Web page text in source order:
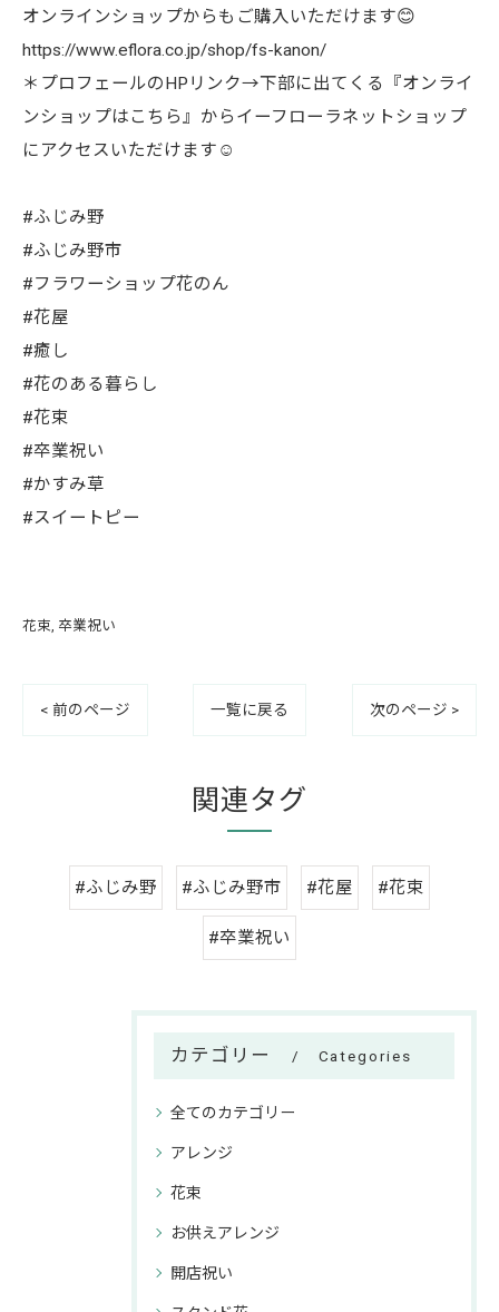
オンラインショップからもご購入いただけます😊
https://www.eflora.co.jp/shop/fs-kanon/
＊プロフェールのHPリンク→下部に出てくる『オンライ
ンショップはこちら』からイーフローラネットショップ
にアクセスいただけます☺︎
#ふじみ野
#ふじみ野市
#フラワーショップ花のん
#花屋
#癒し
#花のある暮らし
#花束
#卒業祝い
#かすみ草
#スイートピー
花束 卒業祝い
< 前のページ 一覧に戻る 次のページ >
関連タグ
#ふじみ野 #ふじみ野市 #花屋 #花束
#卒業祝い
カテゴリー Categories
全てのカテゴリー
アレンジ
花束
お供えアレンジ
開店祝い